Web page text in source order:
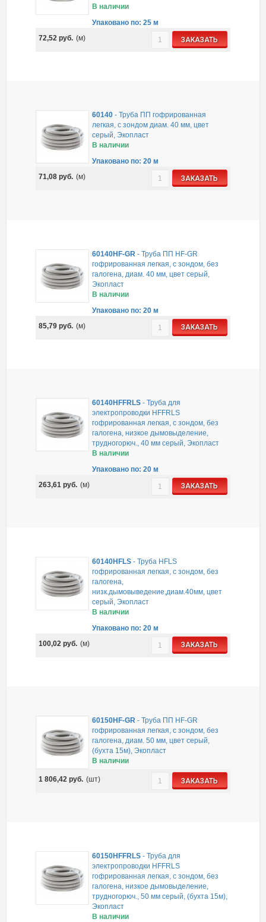
В наличии
Упаковано по: 25 м
72,52руб. (м) ЗАКАЗАТЬ
60140 -Труба ПП гофрированная
легкая, с зондом диам. 40 мм, цвет
серый, Экопласт
В наличии
Упаковано по: 20 м
71,08руб. (м) ЗАКАЗАТЬ
60140HF-GR -Труба ПП HF-GR
гофрированная легкая, с зондом, без
галогена, диам. 40 мм, цвет серый,
Экопласт
В наличии
Упаковано по: 20 м
85,79руб. (м) ЗАКАЗАТЬ
60140HFFRLS -Труба для
электропроводки HFFRLS
гофрированная легкая, с зондом, без
галогена, низкое дымовыделение,
трудногорюч., 40 мм серый, Экопласт
В наличии
Упаковано по: 20 м
263,61руб. (м) ЗАКАЗАТЬ
60140HFLS -Труба HFLS
гофрированная легкая, с зондом, без
галогена,
низк.дымовыведение,диам.40мм, цвет
серый, Экопласт
В наличии
Упаковано по: 20 м
100,02руб. (м) ЗАКАЗАТЬ
60150HF-GR -Труба ПП HF-GR
гофрированная легкая, с зондом, без
галогена, диам. 50 мм, цвет серый,
(бухта 15м), Экопласт
В наличии
1 806,42руб. (шт) ЗАКАЗАТЬ
60150HFFRLS -Труба для
электропроводки HFFRLS
гофрированная легкая, с зондом, без
галогена, низкое дымовыделение,
трудногорюч., 50 мм серый, (бухта 15м),
Экопласт
В наличии